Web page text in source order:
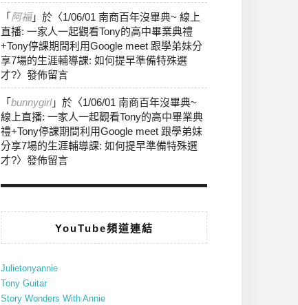
「 阿福」於〈1/06/01 南商百年沒畢典~ 線上
直播: 一家人一起觀看Tony的高中畢業典禮
+Tony停課期間利用Google meet 跟學弟妹分
享7場的生涯輔導課: 如何提早準備特殊選
才?〉發佈留言
「 bunnygirl」於〈1/06/01 南商百年沒畢典~
線上直播: 一家人一起觀看Tony的高中畢業典
禮+Tony停課期間利用Google meet 跟學弟妹
分享7場的生涯輔導課: 如何提早準備特殊選
才?〉發佈留言
YouTube頻道連結
Julietonyannie
Tony Guitar
Story Wonders With Annie